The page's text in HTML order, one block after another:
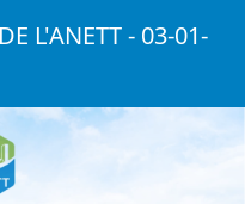
L'ANETT - 03-01-